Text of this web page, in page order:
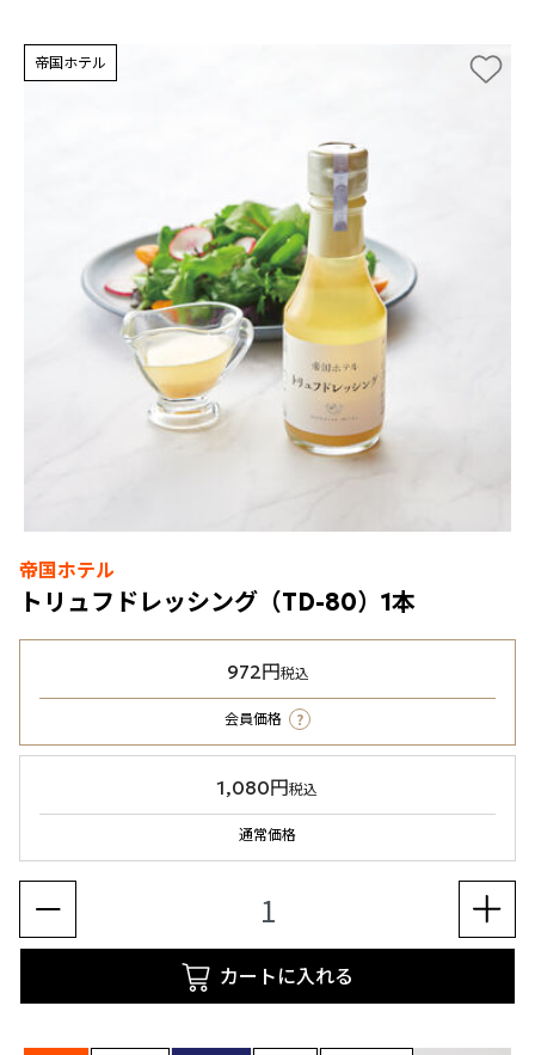
帝国ホテル
帝国ホテル
トリュフドレッシング（TD-80）1本
972円税込
会員価格 ?
1,080円税込
通常価格
カートに入れる